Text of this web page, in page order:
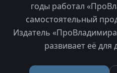
годы работал
самостоятельный
Издатель
развивает её для